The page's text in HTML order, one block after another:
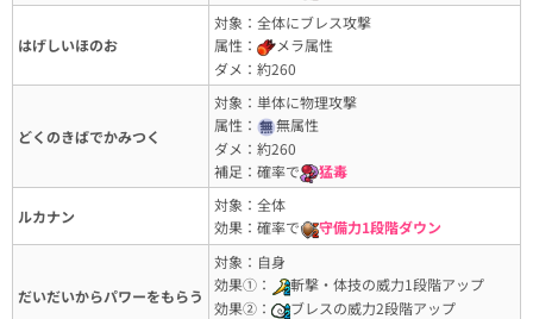
はげしいほのお
対象：全体にブレス攻撃
属性：
メラ属性
ダメ：約260
どくのきばでかみつく
対象：単体に物理攻撃
属性：
無属性
ダメ：約260
補足：確率で
猛毒
ルカナン
対象：全体
効果：確率で
守備力1段階ダウン
だいだいからパワーをもらう
対象：自身
効果①：
斬撃・体技の威力1段階アップ
効果②：
ブレスの威力2段階アップ